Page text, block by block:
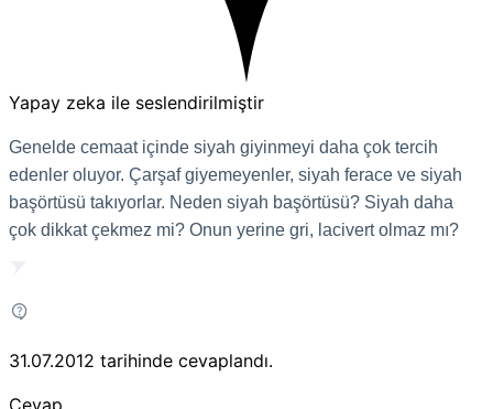
Yapay zeka ile seslendirilmiştir
Genelde cemaat içinde siyah giyinmeyi daha çok tercih
edenler oluyor. Çarşaf giyemeyenler, siyah ferace ve siyah
başörtüsü takıyorlar. Neden siyah başörtüsü? Siyah daha
çok dikkat çekmez mi? Onun yerine gri, lacivert olmaz mı?
31.07.2012 tarihinde cevaplandı.
Cevap